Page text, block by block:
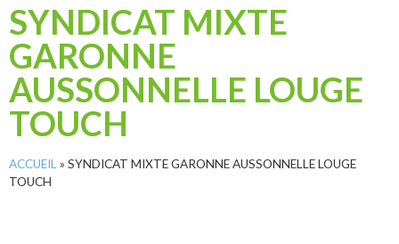
SYNDICAT MIXTE
GARONNE
AUSSONNELLE LOUGE
TOUCH
ACCUEIL » SYNDICAT MIXTE GARONNE AUSSONNELLE LOUGE
TOUCH